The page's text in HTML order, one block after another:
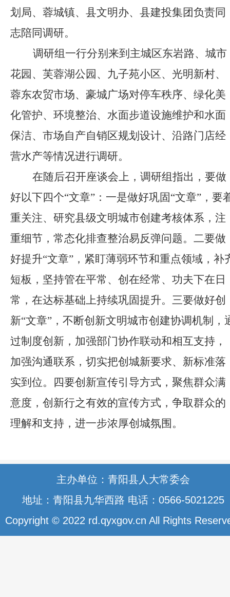
划局、蓉城镇、县文明办、县建投集团负责同
志陪同调研。
调研组一行分别来到主城区东岩路、城市
花园、芙蓉湖公园、九子苑小区、光明新村、
蓉东农贸市场、豪城广场对停车秩序、 绿化美
化管护、环境整治、 水面步道设施维护和水面
保洁、市场自产自销区规划设计、沿路门店经
营水产等情况进行调研。
在随后召开座谈会上 ， 调研组指出，要做
好以下四个“文章”：一是做好巩固“文章”，要
重关注、研究县级文明城市创建考核体系，注
重细节，常态化排查整治易反弹问题。二要做
好提升“文章”，紧盯薄弱环节和重点领域，补
短板，坚持管在平常、创在经常、功夫下在日
常，在达标基础上持续巩固提升。三要做好创
新“文章”，不断创新文明城市创建协调机制，
过制度创新，加强部门协作联动和相互支持，
加强沟通联系，切实把创城新要求、新标准落
实到位。四要创新宣传引导方式，聚焦群众满
意度，创新行之有效的宣传方式，争取群众的
理解和支持，进一步浓厚创城氛围。
主办单位：青阳县人大常委会
地址：青阳县九华西路 电话：0566-5021225
Copyright © 2022 rd.qyxgov.cn All Rights